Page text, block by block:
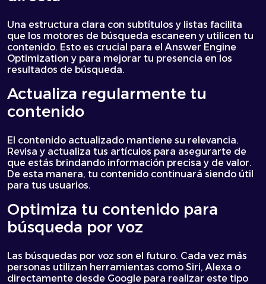
Una estructura clara con subtítulos y listas facilita
que los motores de búsqueda escaneen y utilicen tu
contenido. Esto es crucial para el Answer Engine
Optimization y para mejorar tu presencia en los
resultados de búsqueda.
Actualiza regularmente tu
contenido
El contenido actualizado mantiene su relevancia.
Revisa y actualiza tus artículos para asegurarte de
que estás brindando información precisa y de valor.
De esta manera, tu contenido continuará siendo útil
para tus usuarios.
Optimiza tu contenido para
búsqueda por voz
Las búsquedas por voz son el futuro. Cada vez más
personas utilizan herramientas como Siri, Alexa o
directamente desde Google para realizar este tipo